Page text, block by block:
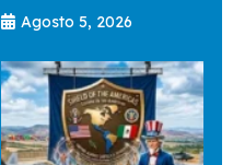
Agosto 5, 2026